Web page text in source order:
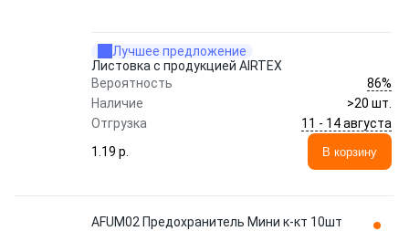
Лучшее предложение
Листовка с продукцией AIRTEX
Вероятность
86%
Наличие
>20 шт.
Отгрузка
11 - 14 августа
1.19 p.
В корзину
AFUM02 Предохранитель Мини к-кт 10шт